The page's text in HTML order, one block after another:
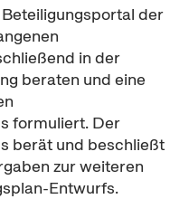
der
in der
beraten und eine
formuliert. Der
berät und beschließt
zur weiteren
Entwurfs.